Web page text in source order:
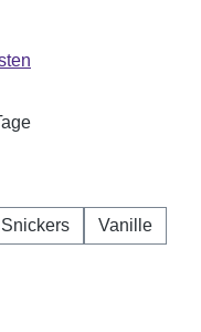
Snickers Vanille